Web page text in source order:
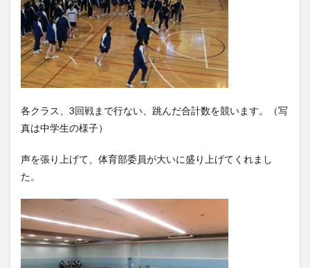
各クラス、3回戦まで行ない、跳んだ合計数を競います。（写
真は中学生の様子）
声を張り上げて、体育部委員が大いに盛り上げてくれまし
た。